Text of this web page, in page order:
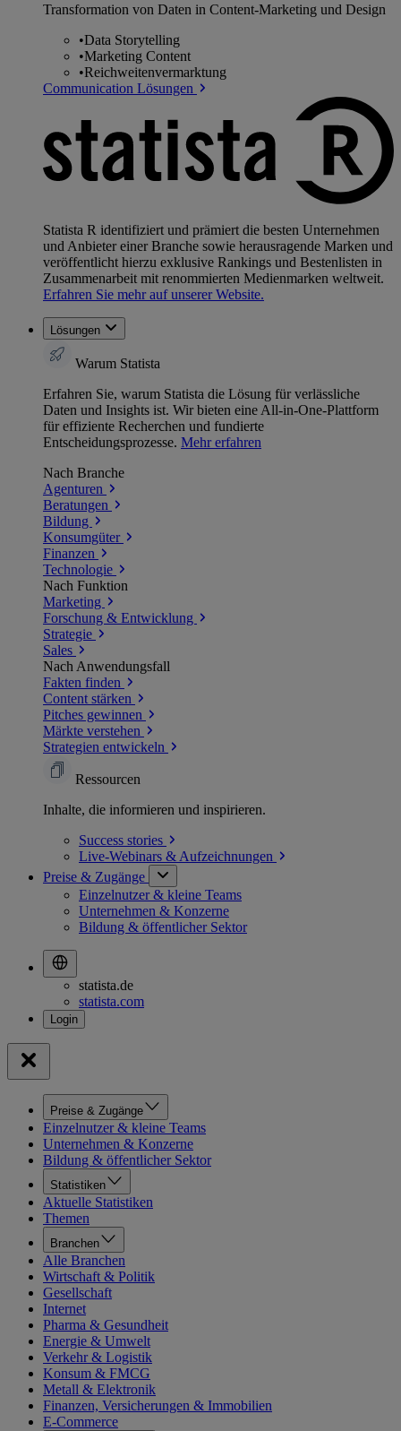
Transformation von Daten in Content-Marketing und Design
•Data Storytelling
•Marketing Content
•Reichweitenvermarktung
Communication Lösungen
Statista R identifiziert und prämiert die besten Unternehmen
und Anbieter einer Branche sowie herausragende Marken und
veröffentlicht hierzu exklusive Rankings und Bestenlisten in
Zusammenarbeit mit renommierten Medienmarken weltweit.
Erfahren Sie mehr auf unserer Website.
Lösungen
Warum Statista
Erfahren Sie, warum Statista die Lösung für verlässliche
Daten und Insights ist. Wir bieten eine All-in-One-Plattform
für effiziente Recherchen und fundierte
Entscheidungsprozesse. Mehr erfahren
Nach Branche
Agenturen
Beratungen
Bildung
Konsumgüter
Finanzen
Technologie
Nach Funktion
Marketing
Forschung & Entwicklung
Strategie
Sales
Nach Anwendungsfall
Fakten finden
Content stärken
Pitches gewinnen
Märkte verstehen
Strategien entwickeln
Ressourcen
Inhalte, die informieren und inspirieren.
Success stories
Live-Webinars & Aufzeichnungen
Preise & Zugänge
Einzelnutzer & kleine Teams
Unternehmen & Konzerne
Bildung & öffentlicher Sektor
statista.de
statista.com
Preise & Zugänge
Einzelnutzer & kleine Teams
Unternehmen & Konzerne
Bildung & öffentlicher Sektor
Statistiken
Aktuelle Statistiken
Themen
Branchen
Alle Branchen
Wirtschaft & Politik
Gesellschaft
Internet
Pharma & Gesundheit
Energie & Umwelt
Verkehr & Logistik
Konsum & FMCG
Metall & Elektronik
Finanzen, Versicherungen & Immobilien
E-Commerce